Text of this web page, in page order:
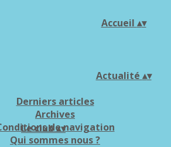
Accueil ▴▾
Actualité ▴▾
Derniers articles
Archives
de navigation
Qui sommes nous ?
Le club▴▾